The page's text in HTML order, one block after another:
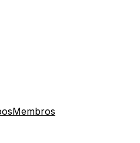
Membros